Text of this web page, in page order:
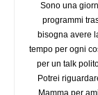
Sono una
programmi
bisogna avere
tempo per ogni
per un talk
Potrei